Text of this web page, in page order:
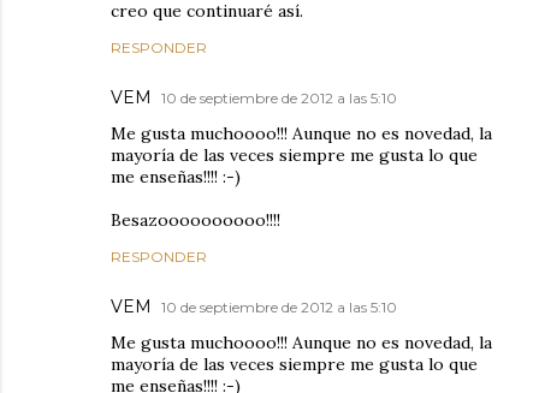
creo que continuaré así.
RESPONDER
VEM 10 de septiembre de 2012 a las 5:10
Me gusta muchoooo!!! Aunque no es novedad, la
mayoría de las veces siempre me gusta lo que
me enseñas!!!! :-)
Besazoooooooooo!!!!
RESPONDER
VEM 10 de septiembre de 2012 a las 5:10
Me gusta muchoooo!!! Aunque no es novedad, la
mayoría de las veces siempre me gusta lo que
me enseñas!!!! :-)